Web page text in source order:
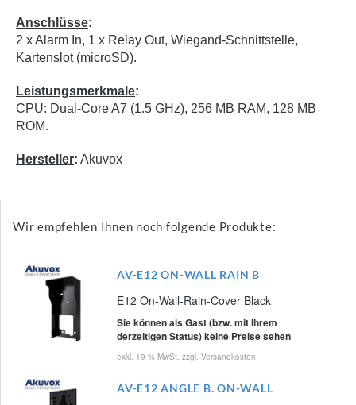
Anschlüsse:
2 x Alarm In, 1 x Relay Out, Wiegand-Schnittstelle,
Kartenslot (microSD).
Leistungsmerkmale:
CPU: Dual-Core A7 (1.5 GHz), 256 MB RAM, 128 MB
ROM.
Hersteller: Akuvox
Wir empfehlen Ihnen noch folgende Produkte:
AV-E12 ON-WALL RAIN B
E12 On-Wall-Rain-Cover Black
Sie können als Gast (bzw. mit Ihrem
derzeitigen Status) keine Preise sehen
exkl. 19 % MwSt. zzgl.Versandkosten
AV-E12 ANGLE B. ON-WALL